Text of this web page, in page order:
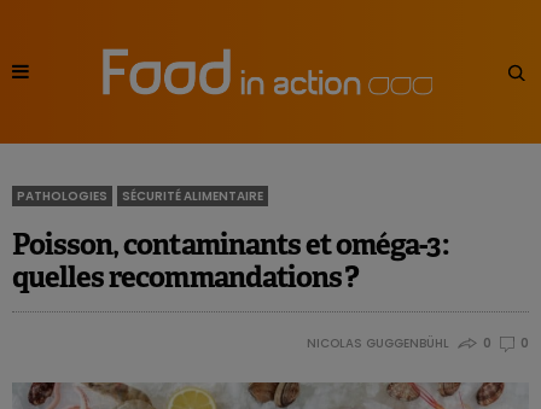
PATHOLOGIES SÉCURITÉ ALIMENTAIRE
Poisson, contaminants et oméga-3 :
quelles recommandations ?
NICOLAS GUGGENBÜHL 0 0